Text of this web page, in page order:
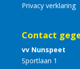
Privacy verklaring
Contact
vv Nunspeet
Sportlaan 1